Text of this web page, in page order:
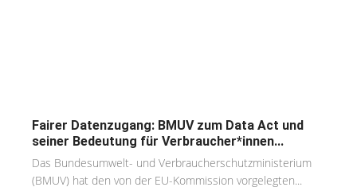
Fairer Datenzugang: BMUV zum Data Act und
seiner Bedeutung für Verbraucher*innen...
Das Bundesumwelt- und Verbraucherschutzministerium
(BMUV) hat den von der EU-Kommission vorgelegten...